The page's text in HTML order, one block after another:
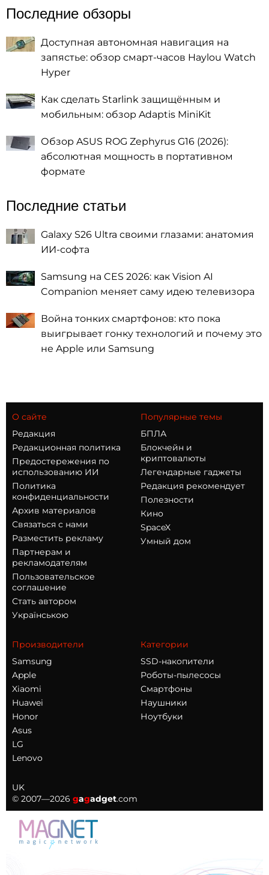
Последние обзоры
Доступная автономная навигация на
запястье: обзор смарт-часов Haylou Watch
Hyper
Как сделать Starlink защищённым и
мобильным: обзор Adaptis MiniKit
Обзор ASUS ROG Zephyrus G16 (2026):
абсолютная мощность в портативном
формате
Последние статьи
Galaxy S26 Ultra своими глазами: анатомия
ИИ-софта
Samsung на CES 2026: как Vision AI
Companion меняет саму идею телевизора
Война тонких смартфонов: кто пока
выигрывает гонку технологий и почему это
не Apple или Samsung
О сайте
Редакция
Редакционная политика
Предостережения по
использованию ИИ
Политика
конфиденциальности
Архив материалов
Связаться с нами
Разместить рекламу
Партнерам и
рекламодателям
Пользовательское
соглашение
Стать автором
Українською
Популярные темы
БПЛА
Блокчейн и
криптовалюты
Легендарные гаджеты
Редакция рекомендует
Полезности
Кино
SpaceX
Умный дом
Производители
Samsung
Apple
Xiaomi
Huawei
Honor
Asus
LG
Lenovo
Категории
SSD-накопители
Роботы-пылесосы
Смартфоны
Наушники
Ноутбуки
UK
© 2007—2026 gagadget.com